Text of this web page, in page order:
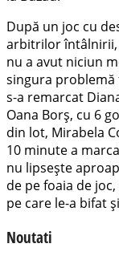
După un joc cu
arbitrilor întâlnirii,
nu a avut niciun
singura problemă
s-a remarcat
Oana Borș, cu 6
din lot, Mirabela
10 minute a
nu lipsește
de pe foaia de
pe care le-a bifat
Noutati